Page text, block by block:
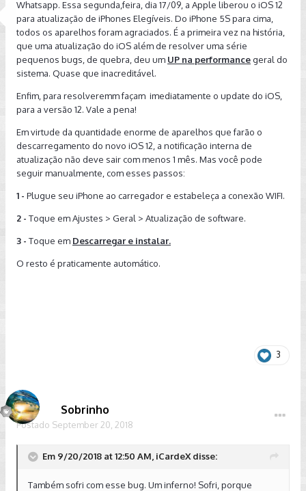
Whatsapp. Essa segunda,feira, dia 17/09, a Apple liberou o iOS 12
para atualização de iPhones Elegíveis. Do iPhone 5S para cima,
todos os aparelhos foram agraciados. É a primeira vez na história,
que uma atualização do iOS além de resolver uma série
pequenos bugs, de quebra, deu um UP na performancegeral do
sistema. Quase que inacreditável.
Enfim, para resolveremm façam imediatamente o update do iOS,
para a versão 12. Vale a pena!
Em virtude da quantidade enorme de aparelhos que farão o
descarregamento do novo iOS 12, a notificação interna de
atualização não deve sair com menos 1 mês. Mas você pode
seguir manualmente, com esses passos:
1 - Plugue seu iPhone ao carregador e estabeleça a conexão WIFI.
2 - Toque em Ajustes > Geral > Atualização de software.
3 - Toque em Descarregar e instalar.
O resto é praticamente automático.
3
Sobrinho
Postado September 20, 2018
Em 9/20/2018 at 12:50 AM, iCardeX disse:
Também sofri com esse bug. Um inferno! Sofri, porque